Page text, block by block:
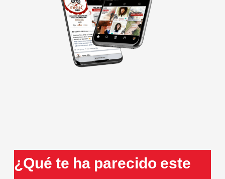
¿Qué te ha parecido este